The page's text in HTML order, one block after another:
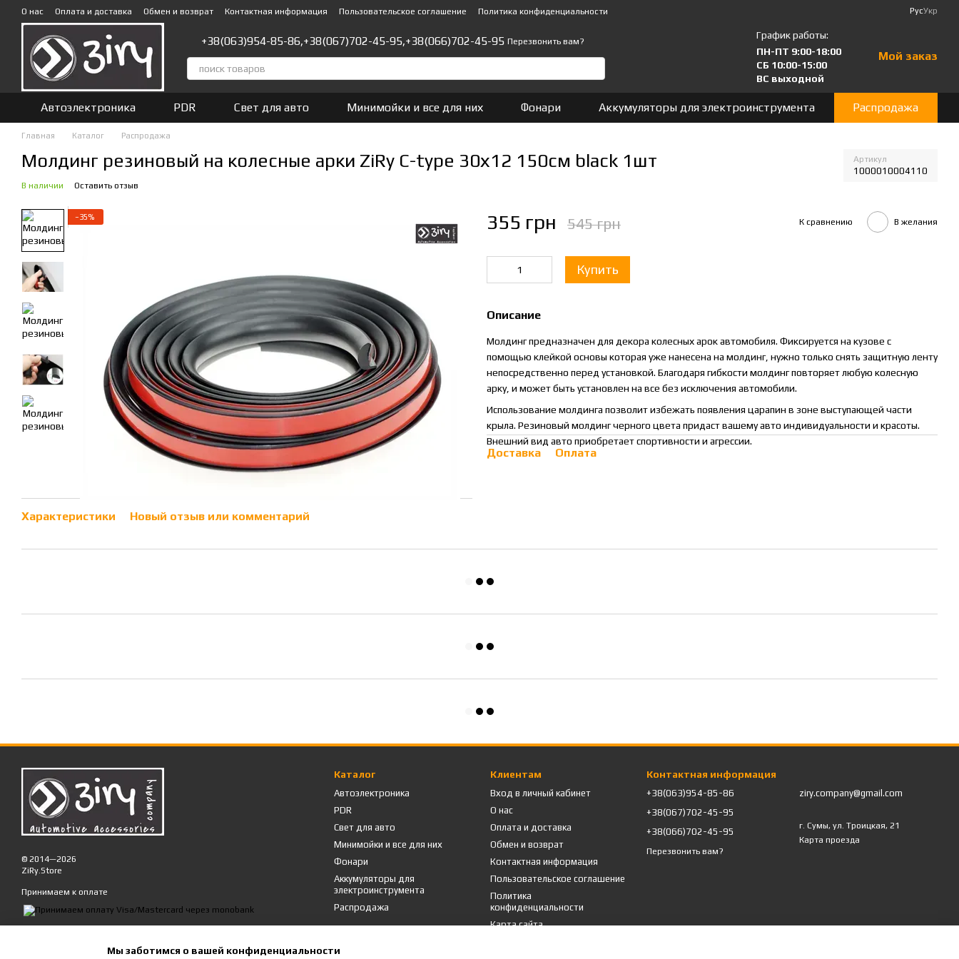
Перейти к основному контенту
О нас Оплата и доставка Обмен и возврат Контактная информация Пользовательское соглашение Политика конфиденциальности РусУкр
+38(063)954-85-86,+38(067)702-45-95,+38(066)702-45-95 Перезвонить вам?
График работы:
ПН-ПТ 9:00-18:00
СБ 10:00-15:00
ВС выходной
Мой заказ
Автоэлектроника PDR Свет для авто Минимойки и все для них Фонари Аккумуляторы для электроинструмента Распродажа
Главная Каталог Распродажа
Молдинг резиновый на колесные арки ZiRy C-type 30х12 150см black 1шт Артикул
1000010004110
В наличии Оставить отзыв
−35%
Характеристики Новый отзыв или комментарий
355 грн 545 грн К сравнению В желания
Купить
Описание
Молдинг предназначен для декора колесных арок автомобиля. Фиксируется на кузове с
помощью клейкой основы которая уже нанесена на молдинг, нужно только снять защитную ленту
непосредственно перед установкой. Благодаря гибкости молдинг повторяет любую колесную
арку, и может быть установлен на все без исключения автомобили.
Использование молдинга позволит избежать появления царапин в зоне выступающей части
крыла. Резиновый молдинг черного цвета придаст вашему авто индивидуальности и красоты.
Внешний вид авто приобретает спортивности и агрессии.
Доставка Оплата
© 2014—2026
ZiRy.Store
Принимаем к оплате
Каталог
Автоэлектроника
PDR
Свет для авто
Минимойки и все для них
Фонари
Аккумуляторы для
электроинструмента
Распродажа
Клиентам
Вход в личный кабинет
О нас
Оплата и доставка
Обмен и возврат
Контактная информация
Пользовательское соглашение
Политика
конфиденциальности
Карта сайта
Контактная информация
+38(063)954-85-86
+38(067)702-45-95
+38(066)702-45-95
Перезвонить вам?
ziry.company@gmail.com
г. Сумы, ул. Троицкая, 21
Карта проезда
Мы заботимся о вашей конфиденциальности